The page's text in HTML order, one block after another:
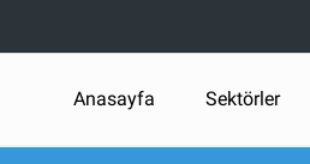
Anasayfa Sektörler